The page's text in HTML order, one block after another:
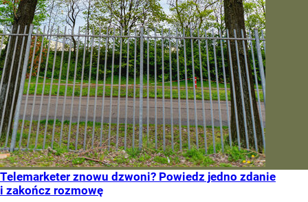
Telemarketer znowu dzwoni? Powiedz jedno zdanie
i zakończ rozmowę